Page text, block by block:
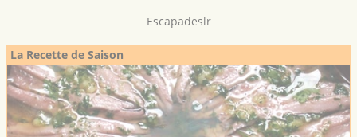
Escapadeslr
La Recette de Saison